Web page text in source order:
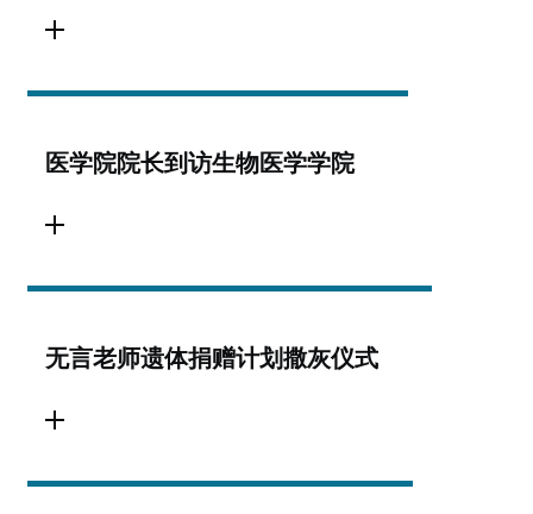
医学院院长到访生物医学学院
无言老师遗体捐赠计划撒灰仪式